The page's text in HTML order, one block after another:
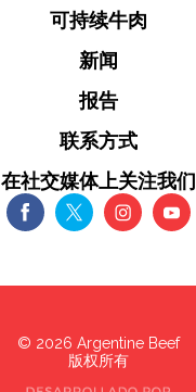
可持续牛肉
新闻
报告
联系方式
在社交媒体上关注我们
© 2026 Argentine Beef
版权所有